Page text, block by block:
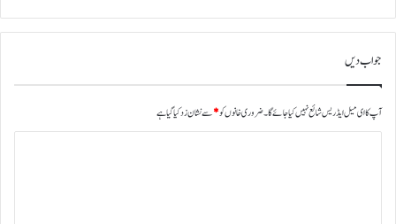
جواب دیں
آپ کا ای میل ایڈریس شائع نہیں کیا جائے گا۔ضروری خانوں کو*سے نشان زد کیا گیا ہے